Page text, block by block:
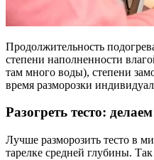
Продолжительность
степени наполненности
там много воды), степени
время разморозки
Разогреть тесто:
Лучше разморозить тесто в
тарелке средней глубины.